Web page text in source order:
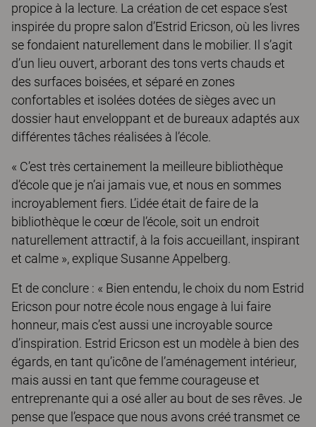
propice à la lecture. La création de cet espace s’est
inspirée du propre salon d’Estrid Ericson, où les livres
se fondaient naturellement dans le mobilier. Il s’agit
d’un lieu ouvert, arborant des tons verts chauds et
des surfaces boisées, et séparé en zones
confortables et isolées dotées de sièges avec un
dossier haut enveloppant et de bureaux adaptés aux
différentes tâches réalisées à l’école.
« C’est très certainement la meilleure bibliothèque
d’école que je n’ai jamais vue, et nous en sommes
incroyablement fiers. L’idée était de faire de la
bibliothèque le cœur de l’école, soit un endroit
naturellement attractif, à la fois accueillant, inspirant
et calme », explique Susanne Appelberg.
Et de conclure : « Bien entendu, le choix du nom Estrid
Ericson pour notre école nous engage à lui faire
honneur, mais c’est aussi une incroyable source
d’inspiration. Estrid Ericson est un modèle à bien des
égards, en tant qu’icône de l’aménagement intérieur,
mais aussi en tant que femme courageuse et
entreprenante qui a osé aller au bout de ses rêves. Je
pense que l’espace que nous avons créé transmet ce